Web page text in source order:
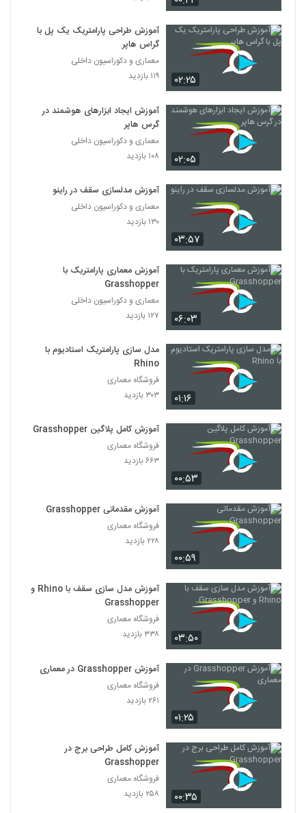
۰۲:۲۵
آموزش طراحی پارامتریک یک پل با
گراس هاپر‎
معماری و دکوراسیون داخلی
۱۱۹ بازدید
۰۲:۰۵
آموزش ایجاد ابزارهای هوشمند در
گرس هاپر‎
معماری و دکوراسیون داخلی
۱۰۸ بازدید
۰۳:۵۷
آموزش مدلسازی سقف در راینو
معماری و دکوراسیون داخلی
۱۳۰ بازدید
۰۶:۰۳
آموزش معماری پارامتریک با
Grasshopper
معماری و دکوراسیون داخلی
۱۲۷ بازدید
۰۱:۱۶
مدل سازی پارامتریک استادیوم با
Rhino
فروشگاه معماری
۳۰۳ بازدید
۰۰:۵۳
آموزش کامل پلاگین Grasshopper
فروشگاه معماری
۶۶۳ بازدید
۰۰:۵۹
آموزش مقدماتی Grasshopper
فروشگاه معماری
۲۲۸ بازدید
۰۳:۵۰
آموزش مدل سازی سقف با Rhino و
Grasshopper
فروشگاه معماری
۳۳۸ بازدید
۰۱:۲۵
آموزش Grasshopper در معماری
فروشگاه معماری
۲۶۱ بازدید
۰۰:۳۵
آموزش کامل طراحی برج در
Grasshopper
فروشگاه معماری
۲۵۸ بازدید